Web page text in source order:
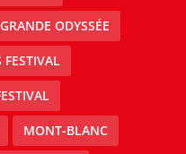
ODYSSÉE
FESTIVAL
MONT-BLANC